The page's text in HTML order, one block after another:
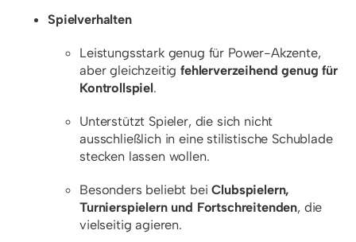
Spielverhalten
Leistungsstark genug für Power-Akzente,
aber gleichzeitigfehlerverzeihend genug für
Kontrollspiel.
Unterstützt Spieler, die sich nicht
ausschließlich in eine stilistische Schublade
stecken lassen wollen.
Besonders beliebt beiClubspielern,
Turnierspielern und Fortschreitenden, die
vielseitig agieren.